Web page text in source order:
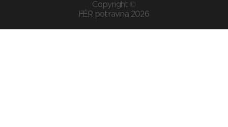
Copyright ©
FÉR potravina 2026